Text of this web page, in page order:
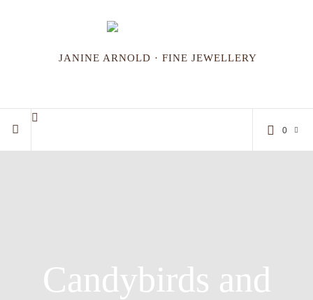
JANINE ARNOLD · FINE JEWELLERY
0
Candybirds and